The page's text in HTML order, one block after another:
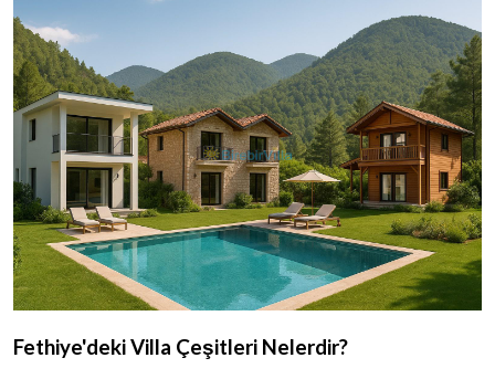
Fethiye'deki Villa Çeşitleri Nelerdir?